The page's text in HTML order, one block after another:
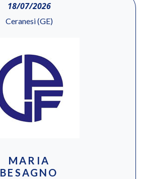
18/07/2026
Ceranesi (GE)
MARIA
BESAGNO